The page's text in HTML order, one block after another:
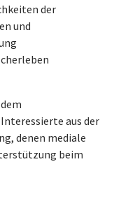
der
und
aus der
denen mediale
beim